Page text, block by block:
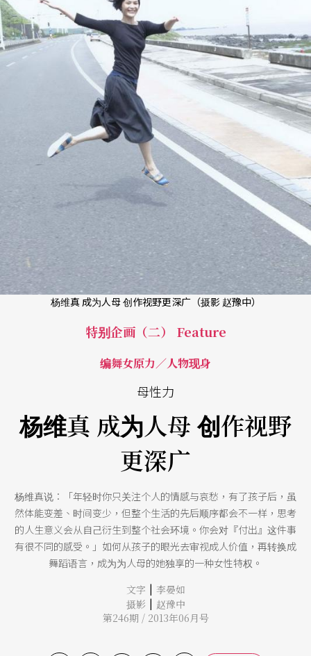
杨维真 成为人母 创作视野更深广（摄影 赵豫中）
特别企画（二） Feature
编舞女原力／人物现身
母性力
杨维真 成为人母 创作视野
更深广
杨维真说：「年轻时你只关注个人的情感与哀愁，有了孩子后，虽
然体能变差、时间变少，但整个生活的先后顺序都会不一样，思考
的人生意义会从自己衍生到整个社会环境。你会对『付出』这件事
有很不同的感受。」如何从孩子的眼光去审视成人价值，再转换成
舞蹈语言，成为为人母的她独享的一种女性特权。
文字 | 李晏如
摄影 | 赵豫中
第246期 / 2013年06月号